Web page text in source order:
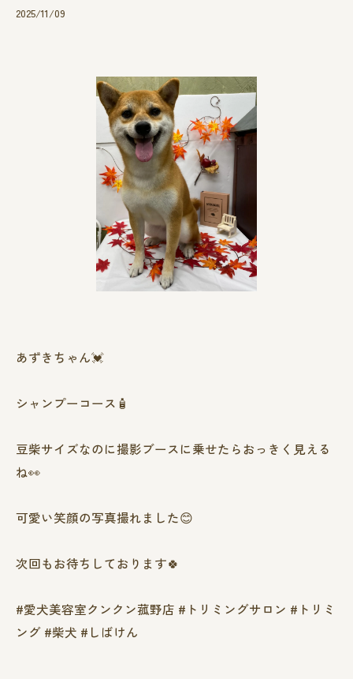
2025/11/09
あずきちゃん💓
シャンプーコース🧴
豆柴サイズなのに撮影ブースに乗せたらおっきく見える
ね👀
可愛い笑顔の写真撮れました😊
次回もお待ちしております🍀
#愛犬美容室クンクン菰野店 #トリミングサロン #トリミ
ング #柴犬 #しばけん